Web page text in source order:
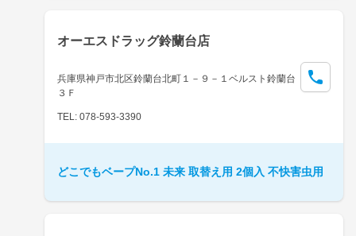
オーエスドラッグ鈴蘭台店
兵庫県神戸市北区鈴蘭台北町１－９－１ベルスト鈴蘭台
３Ｆ
TEL: 078-593-3390
どこでもベープNo.1 未来 取替え用 2個入 不快害虫用